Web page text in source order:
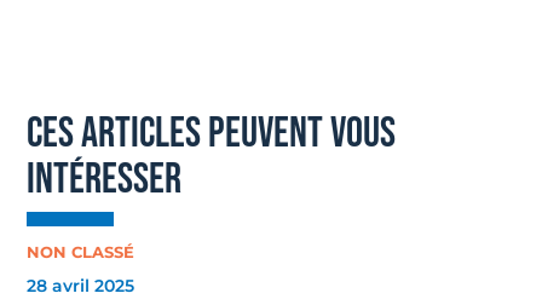
ces articles peuvent vous
intéresser
NON CLASSÉ
28 avril 2025